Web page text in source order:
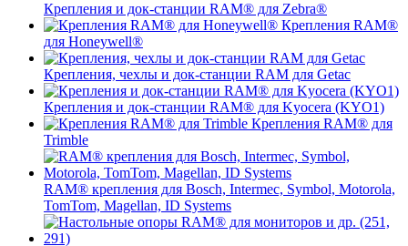
Крепления и док-станции RAM® для Zebra®
Крепления RAM®
для Honeywell®
Крепления, чехлы и док-станции RAM для Getac
Крепления и док-станции RAM® для Kyocera (KYO1)
Крепления RAM® для
Trimble
RAM® крепления для Bosch, Intermec, Symbol, Motorola,
TomTom, Magellan, ID Systems